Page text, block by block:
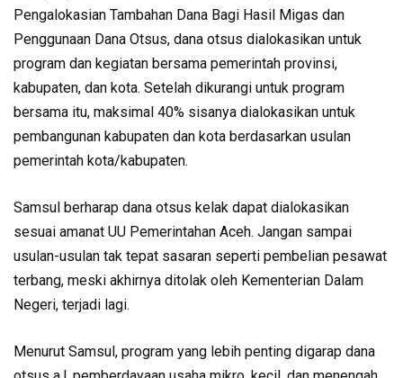
Pengalokasian Tambahan Dana Bagi Hasil Migas dan
Penggunaan Dana Otsus, dana otsus dialokasikan untuk
program dan kegiatan bersama pemerintah provinsi,
kabupaten, dan kota. Setelah dikurangi untuk program
bersama itu, maksimal 40% sisanya dialokasikan untuk
pembangunan kabupaten dan kota berdasarkan usulan
pemerintah kota/kabupaten.
Samsul berharap dana otsus kelak dapat dialokasikan
sesuai amanat UU Pemerintahan Aceh. Jangan sampai
usulan-usulan tak tepat sasaran seperti pembelian pesawat
terbang, meski akhirnya ditolak oleh Kementerian Dalam
Negeri, terjadi lagi.
Menurut Samsul, program yang lebih penting digarap dana